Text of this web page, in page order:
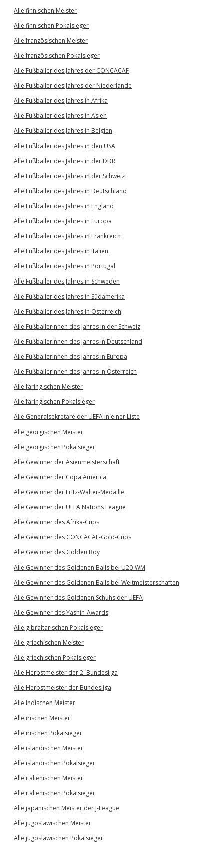
Alle finnischen Meister
Alle finnischen Pokalsieger
Alle französischen Meister
Alle französischen Pokalsieger
Alle Fußballer des Jahres der CONCACAF
Alle Fußballer des Jahres der Niederlande
Alle Fußballer des Jahres in Afrika
Alle Fußballer des Jahres in Asien
Alle Fußballer des Jahres in Belgien
Alle Fußballer des Jahres in den USA
Alle Fußballer des Jahres in der DDR
Alle Fußballer des Jahres in der Schweiz
Alle Fußballer des Jahres in Deutschland
Alle Fußballer des Jahres in England
Alle Fußballer des Jahres in Europa
Alle Fußballer des Jahres in Frankreich
Alle Fußballer des Jahres in Italien
Alle Fußballer des Jahres in Portugal
Alle Fußballer des Jahres in Schweden
Alle Fußballer des Jahres in Südamerika
Alle Fußballer des Jahres in Österreich
Alle Fußballerinnen des Jahres in der Schweiz
Alle Fußballerinnen des Jahres in Deutschland
Alle Fußballerinnen des Jahres in Europa
Alle Fußballerinnen des Jahres in Österreich
Alle färingischen Meister
Alle färingischen Pokalsieger
Alle Generalsekretäre der UEFA in einer Liste
Alle georgischen Meister
Alle georgischen Pokalsieger
Alle Gewinner der Asienmeisterschaft
Alle Gewinner der Copa America
Alle Gewinner der Fritz-Walter-Medaille
Alle Gewinner der UEFA Nations League
Alle Gewinner des Afrika-Cups
Alle Gewinner des CONCACAF-Gold-Cups
Alle Gewinner des Golden Boy
Alle Gewinner des Goldenen Balls bei U20-WM
Alle Gewinner des Goldenen Balls bei Weltmeisterschaften
Alle Gewinner des Goldenen Schuhs der UEFA
Alle Gewinner des Yashin-Awards
Alle gibraltarischen Pokalsieger
Alle griechischen Meister
Alle griechischen Pokalsieger
Alle Herbstmeister der 2. Bundesliga
Alle Herbstmeister der Bundesliga
Alle indischen Meister
Alle irischen Meister
Alle irischen Pokalsieger
Alle isländischen Meister
Alle isländischen Pokalsieger
Alle italienischen Meister
Alle italienischen Pokalsieger
Alle japanischen Meister der J-League
Alle jugoslawischen Meister
Alle jugoslawischen Pokalsieger